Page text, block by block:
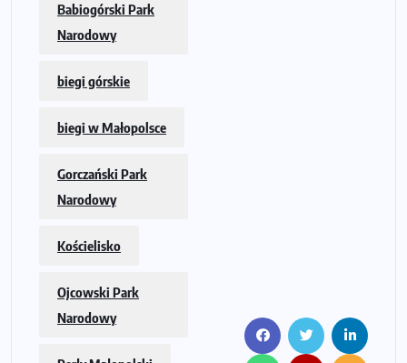
Babiogórski Park
Narodowy
biegi górskie
biegi w Małopolsce
Gorczański Park
Narodowy
Kościelisko
Ojcowski Park
Narodowy